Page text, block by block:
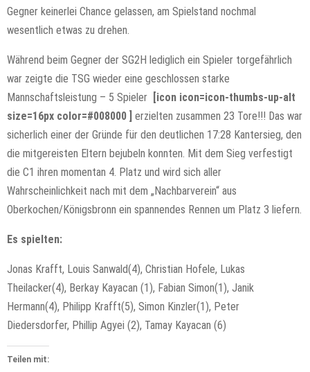
Gegner keinerlei Chance gelassen, am Spielstand nochmal
wesentlich etwas zu drehen.
Während beim Gegner der SG2H lediglich ein Spieler torgefährlich
war zeigte die TSG wieder eine geschlossen starke
Mannschaftsleistung – 5 Spieler [icon icon=icon-thumbs-up-alt
size=16px color=#008000 ] erzielten zusammen 23 Tore!!! Das war
sicherlich einer der Gründe für den deutlichen 17:28 Kantersieg, den
die mitgereisten Eltern bejubeln konnten. Mit dem Sieg verfestigt
die C1 ihren momentan 4. Platz und wird sich aller
Wahrscheinlichkeit nach mit dem „Nachbarverein“ aus
Oberkochen/Königsbronn ein spannendes Rennen um Platz 3 liefern.
Es spielten:
Jonas Krafft, Louis Sanwald(4), Christian Hofele, Lukas
Theilacker(4), Berkay Kayacan (1), Fabian Simon(1), Janik
Hermann(4), Philipp Krafft(5), Simon Kinzler(1), Peter
Diedersdorfer, Phillip Agyei (2), Tamay Kayacan (6)
Teilen mit: